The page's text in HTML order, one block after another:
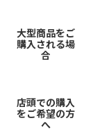
大型商品をご
購入される場
合
店頭での購入
をご希望の方
へ